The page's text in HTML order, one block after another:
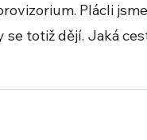
Plácli
se totiž dějí. Jaká